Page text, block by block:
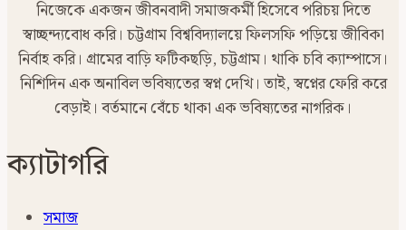
নিজেকে একজন জীবনবাদী সমাজকর্মী হিসেবে পরিচয় দিতে
স্বাচ্ছন্দ্যবোধ করি। চট্টগ্রাম বিশ্ববিদ্যালয়ে ফিলসফি পড়িয়ে জীবিকা
নির্বাহ করি। গ্রামের বাড়ি ফটিকছড়ি, চট্টগ্রাম। থাকি চবি ক্যাম্পাসে।
নিশিদিন এক অনাবিল ভবিষ্যতের স্বপ্ন দেখি। তাই, স্বপ্নের ফেরি করে
বেড়াই। বর্তমানে বেঁচে থাকা এক ভবিষ্যতের নাগরিক।
ক্যাটাগরি
সমাজ